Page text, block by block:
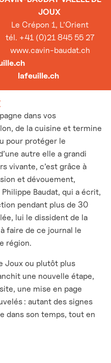
JOUX
Le Crépon 1, L’Orient
tél. +41 (0)21 845 55 27
www.cavin-baudat.ch
lafeuille.ch
dans vos
de la cuisine et termine
pour protéger le
autre elle a grandi
vivante, c’est grâce à
et dévouement,
Baudat, qui a écrit,
pendant plus de 30
lui le dissident de la
faire de ce journal le
région.
Joux ou plutôt plus
une nouvelle étape,
une mise en page
: autant des signes
dans son temps, tout en